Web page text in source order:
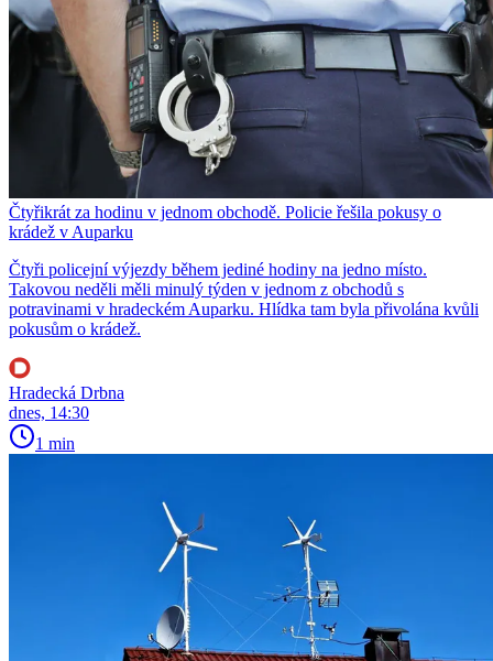
Čtyřikrát za hodinu v jednom obchodě. Policie řešila pokusy o
krádež v Auparku
Čtyři policejní výjezdy během jediné hodiny na jedno místo.
Takovou neděli měli minulý týden v jednom z obchodů s
potravinami v hradeckém Auparku. Hlídka tam byla přivolána kvůli
pokusům o krádež.
Hradecká Drbna
dnes, 14:30
1 min